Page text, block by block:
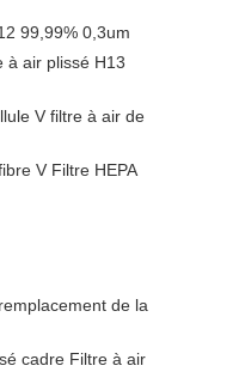
99,99% 0,3um
à air plissé H13
V filtre à air de
V Filtre HEPA
de la
cadre Filtre à air